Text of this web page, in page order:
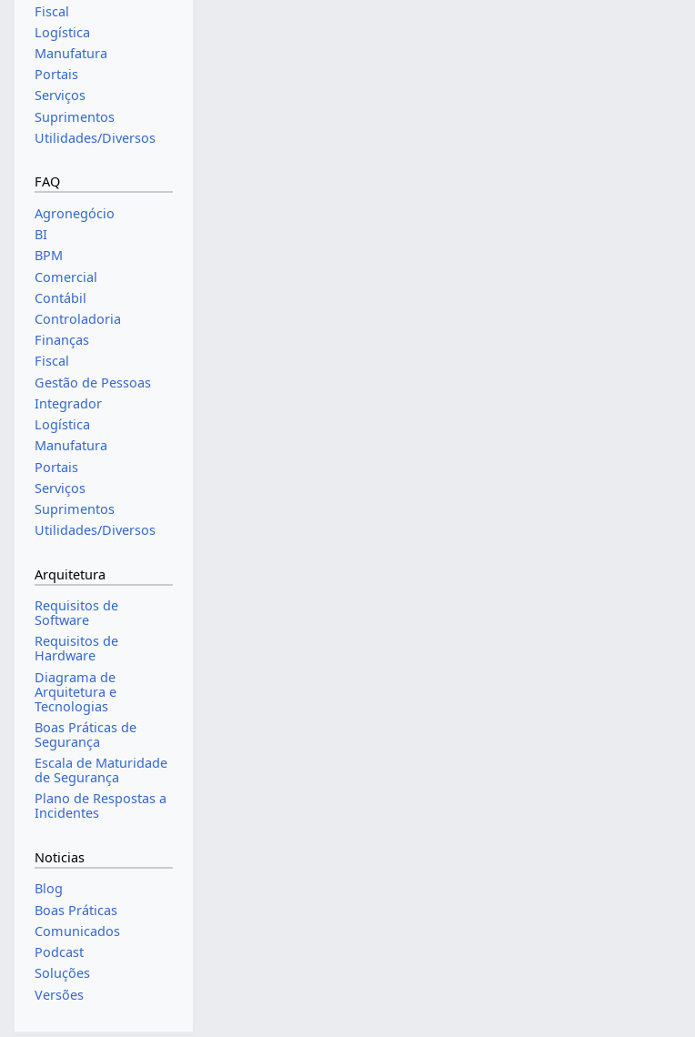
Fiscal
Logística
Manufatura
Portais
Serviços
Suprimentos
Utilidades/Diversos
FAQ
Agronegócio
BI
BPM
Comercial
Contábil
Controladoria
Finanças
Fiscal
Gestão de Pessoas
Integrador
Logística
Manufatura
Portais
Serviços
Suprimentos
Utilidades/Diversos
Arquitetura
Requisitos de
Software
Requisitos de
Hardware
Diagrama de
Arquitetura e
Tecnologias
Boas Práticas de
Segurança
Escala de Maturidade
de Segurança
Plano de Respostas a
Incidentes
Noticias
Blog
Boas Práticas
Comunicados
Podcast
Soluções
Versões